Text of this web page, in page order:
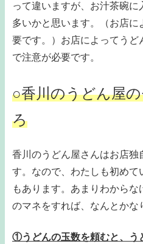
って違いますが、お汁茶碗
多いかと思います。（お店
要です。）お店によってう
で注意が必要です。
○香川のうどん屋
ろ
香川のうどん屋さんはお店独
す。なので、わたしも初めて
もあります。あまりわからな
のマネをすれば、なんとかな
①うどんの玉数を頼むと、う